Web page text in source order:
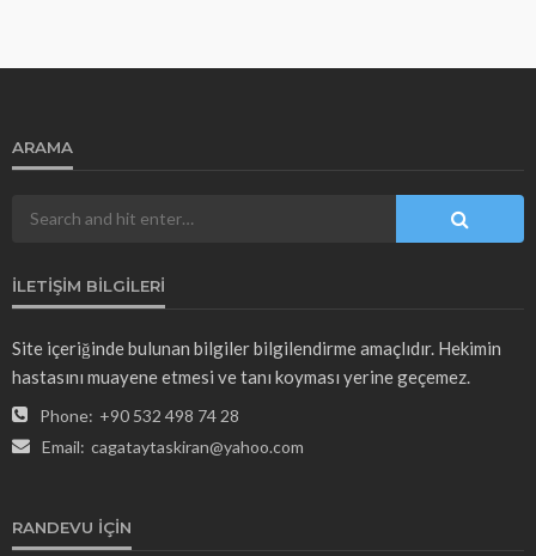
ARAMA
İLETIŞIM BILGILERI
Site içeriğinde bulunan bilgiler bilgilendirme amaçlıdır. Hekimin
hastasını muayene etmesi ve tanı koyması yerine geçemez.
Phone: +90 532 498 74 28
Email: cagataytaskiran@yahoo.com
RANDEVU İÇIN